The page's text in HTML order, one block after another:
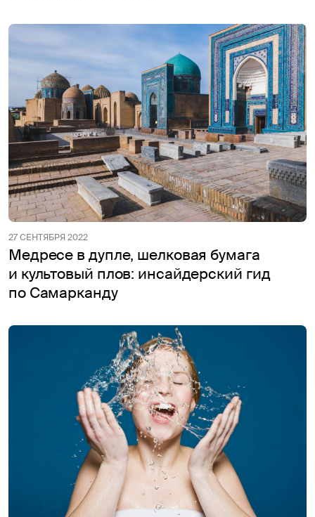
27 СЕНТЯБРЯ 2022
Медресе в дупле, шелковая бумага
и культовый плов: инсайдерский гид
по Самарканду